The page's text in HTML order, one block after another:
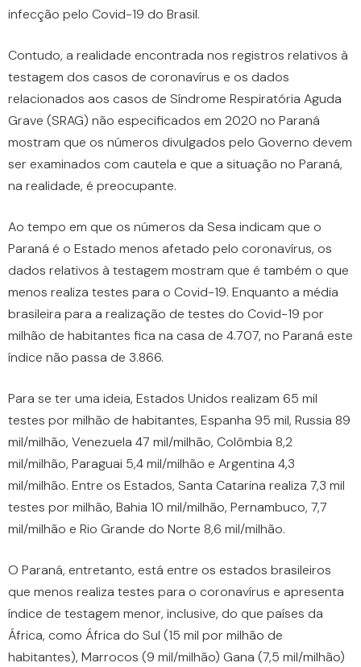
infecção pelo Covid-19 do Brasil.
Contudo, a realidade encontrada nos registros relativos à
testagem dos casos de coronavírus e os dados
relacionados aos casos de Síndrome Respiratória Aguda
Grave (SRAG) não especificados em 2020 no Paraná
mostram que os números divulgados pelo Governo devem
ser examinados com cautela e que a situação no Paraná,
na realidade, é preocupante.
Ao tempo em que os números da Sesa indicam que o
Paraná é o Estado menos afetado pelo coronavírus, os
dados relativos à testagem mostram que é também o que
menos realiza testes para o Covid-19. Enquanto a média
brasileira para a realização de testes do Covid-19 por
milhão de habitantes fica na casa de 4.707, no Paraná este
índice não passa de 3.866.
Para se ter uma ideia, Estados Unidos realizam 65 mil
testes por milhão de habitantes, Espanha 95 mil, Russia 89
mil/milhão, Venezuela 47 mil/milhão, Colômbia 8,2
mil/milhão, Paraguai 5,4 mil/milhão e Argentina 4,3
mil/milhão. Entre os Estados, Santa Catarina realiza 7,3 mil
testes por milhão, Bahia 10 mil/milhão, Pernambuco, 7,7
mil/milhão e Rio Grande do Norte 8,6 mil/milhão.
O Paraná, entretanto, está entre os estados brasileiros
que menos realiza testes para o coronavírus e apresenta
índice de testagem menor, inclusive, do que países da
África, como África do Sul (15 mil por milhão de
habitantes), Marrocos (9 mil/milhão) Gana (7,5 mil/milhão)